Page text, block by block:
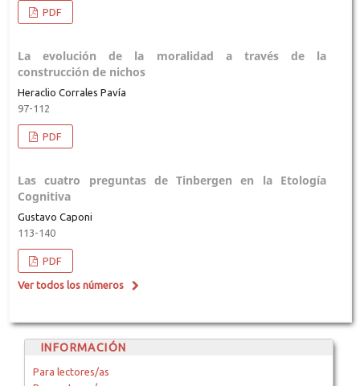
PDF
La evolución de la moralidad a través de la
construcción de nichos
Heraclio Corrales Pavía
97-112
PDF
Las cuatro preguntas de Tinbergen en la Etología
Cognitiva
Gustavo Caponi
113-140
PDF
Ver todos los números
INFORMACIÓN
Para lectores/as